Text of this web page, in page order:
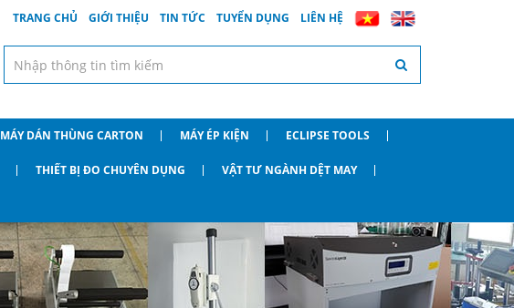
TRANG CHỦ GIỚI THIỆU TIN TỨC TUYỂN DỤNG LIÊN HỆ
MÁY DÁN THÙNG CARTON MÁY ÉP KIỆN ECLIPSE TOOLS
THIẾT BỊ ĐO CHUYÊN DỤNG VẬT TƯ NGÀNH DỆT MAY